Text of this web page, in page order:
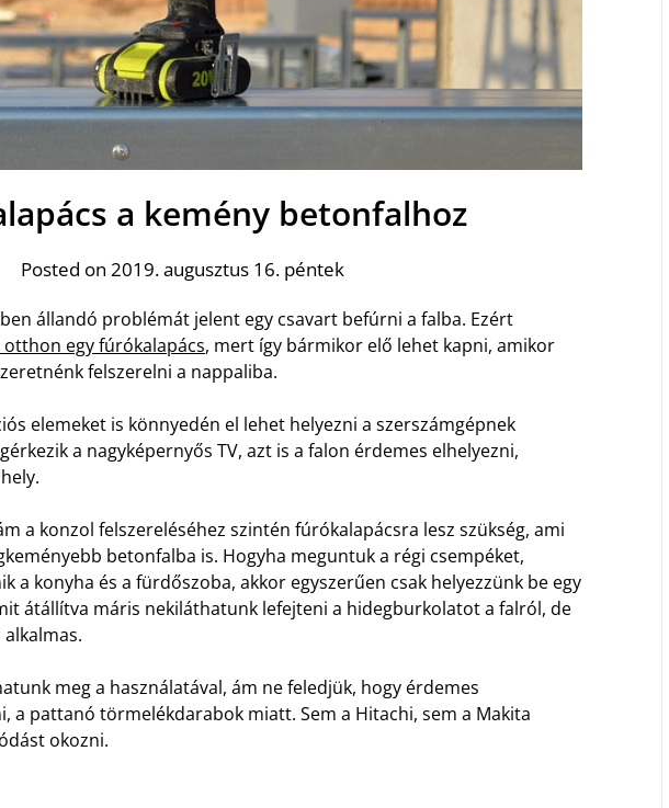
a kemény betonfalhoz
Posted on 2019. augusztus 16. péntek
állandó problémát jelent egy csavart befúrni a falba. Ezért
egy fúrókalapács, mert így bármikor elő lehet kapni, amikor
felszerelni a nappaliba.
elemeket is könnyedén el lehet helyezni a szerszámgépnek
a nagyképernyős TV, azt is a falon érdemes elhelyezni,
a konzol felszereléséhez szintén fúrókalapácsra lesz szükség, ami
betonfalba is. Hogyha meguntuk a régi csempéket,
a konyha és a fürdőszoba, akkor egyszerűen csak helyezzünk be egy
átállítva máris nekiláthatunk lefejteni a hidegburkolatot a falról, de
meg a használatával, ám ne feledjük, hogy érdemes
a pattanó törmelékdarabok miatt. Sem a Hitachi, sem a Makita
okozni.